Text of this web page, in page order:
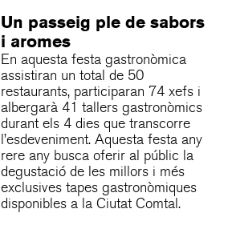
Un passeig ple de sabors
i aromes
En aquesta festa gastronòmica
assistiran un total de 50
restaurants, participaran 74 xefs i
albergarà 41 tallers gastronòmics
durant els 4 dies que transcorre
l’esdeveniment. Aquesta festa any
rere any busca oferir al públic la
degustació de les millors i més
exclusives tapes gastronòmiques
disponibles a la Ciutat Comtal.